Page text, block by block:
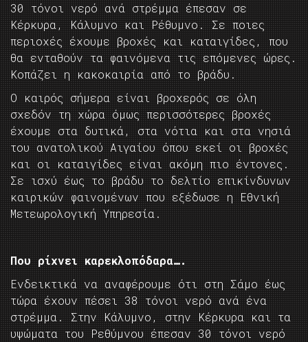
30 τόνοι νερό ανά στρέμμα έπεσαν σε
Κέρκυρα, Κάλυμνο και Ρέθυμνο. Σε ποιες
περιοχές έχουμε βροχές και καταιγίδες, που
θα ενταθούν τα φαινόμενα τις επόμενες ώρες.
Κοπάζει η κακοκαιρία από το βράδυ.
Ο καιρός σήμερα είναι βροχερός σε όλη
σχεδόν τη χώρα όμως περισσότερες βροχές
έχουμε στα δυτικά, στα νότια και στα νησιά
του ανατολικού Αιγαίου όπου εκεί οι βροχές
και οι καταιγίδες είναι ακόμη πιο έντονες.
Σε ισχύ έως το βράδυ το δελτίο επικίνδυνων
καιρικών φαινομένων που εξέδωσε η Εθνική
Μετεωρολογική Υπηρεσία.
Που ρίχνει καρεκλοπόδαρα….
Ενδεικτικά να αναφέρουμε ότι στη Σάμο έως
τώρα έχουν πέσει 38 τόνοι νερό ανά ένα
στρέμμα. Στην Κάλυμνο, στην Κέρκυρα και τα
υψώματα του Ρεθύμνου έπεσαν 30 τόνοι νερό